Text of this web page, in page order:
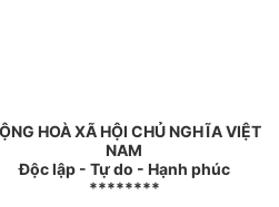
HOÀ XÃ HỘI CHỦ NGHĨA VIỆT
NAM
Độc lập - Tự do - Hạnh phúc
********